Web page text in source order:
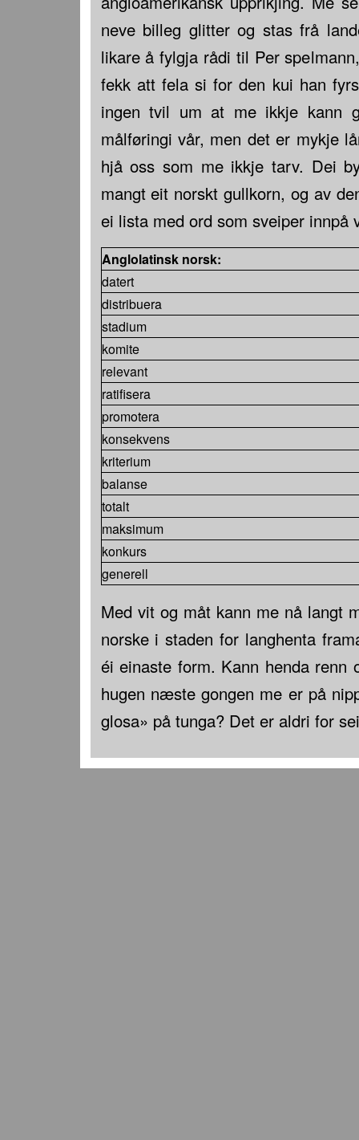
neve billeg glitter og stas frå
likare å fylgja rådi til Per
fekk att fela si for den kui han
ingen tvil um at me ikkje kann
målføringi vår, men det er mykje
hjå oss som me ikkje tarv. Dei
mangt eit norskt gullkorn, og av
ei lista med ord som sveiper innpå
Anglolatinsk norsk:
datert
distribuera
stadium
komite
relevant
ratifisera
promotera
konsekvens
kriterium
balanse
totalt
maksimum
konkurs
generell
Med vit og måt kann me nå langt
norske i staden for langhenta
éi einaste form. Kann henda renn
hugen næste gongen me er på
glosa» på tunga? Det er aldri for